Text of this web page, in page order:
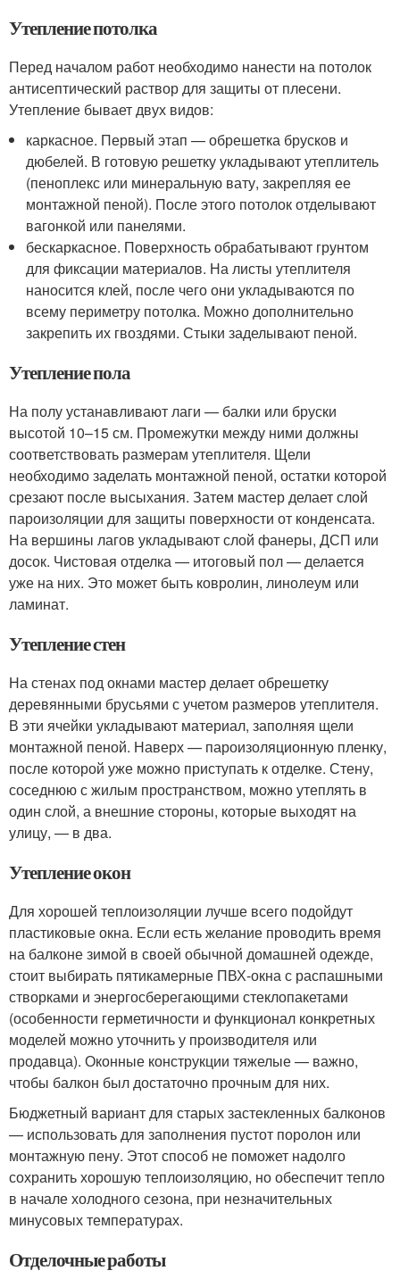
Утепление потолка
Перед началом работ необходимо нанести на потолок
антисептический раствор для защиты от плесени.
Утепление бывает двух видов:
каркасное. Первый этап — обрешетка брусков и
дюбелей. В готовую решетку укладывают утеплитель
(пеноплекс или минеральную вату, закрепляя ее
монтажной пеной). После этого потолок отделывают
вагонкой или панелями.
бескаркасное. Поверхность обрабатывают грунтом
для фиксации материалов. На листы утеплителя
наносится клей, после чего они укладываются по
всему периметру потолка. Можно дополнительно
закрепить их гвоздями. Стыки заделывают пеной.
Утепление пола
На полу устанавливают лаги — балки или бруски
высотой 10–15 см. Промежутки между ними должны
соответствовать размерам утеплителя. Щели
необходимо заделать монтажной пеной, остатки которой
срезают после высыхания. Затем мастер делает слой
пароизоляции для защиты поверхности от конденсата.
На вершины лагов укладывают слой фанеры, ДСП или
досок. Чистовая отделка — итоговый пол — делается
уже на них. Это может быть ковролин, линолеум или
ламинат.
Утепление стен
На стенах под окнами мастер делает обрешетку
деревянными брусьями с учетом размеров утеплителя.
В эти ячейки укладывают материал, заполняя щели
монтажной пеной. Наверх — пароизоляционную пленку,
после которой уже можно приступать к отделке. Стену,
соседнюю с жилым пространством, можно утеплять в
один слой, а внешние стороны, которые выходят на
улицу, — в два.
Утепление окон
Для хорошей теплоизоляции лучше всего подойдут
пластиковые окна. Если есть желание проводить время
на балконе зимой в своей обычной домашней одежде,
стоит выбирать пятикамерные ПВХ-окна с распашными
створками и энергосберегающими стеклопакетами
(особенности герметичности и функционал конкретных
моделей можно уточнить у производителя или
продавца). Оконные конструкции тяжелые — важно,
чтобы балкон был достаточно прочным для них.
Бюджетный вариант для старых застекленных балконов
— использовать для заполнения пустот поролон или
монтажную пену. Этот способ не поможет надолго
сохранить хорошую теплоизоляцию, но обеспечит тепло
в начале холодного сезона, при незначительных
минусовых температурах.
Отделочные работы